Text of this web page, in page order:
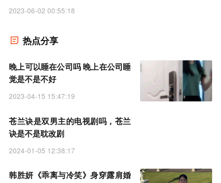
2023-06-02 00:55:18
热点分享
晚上可以睡在公司吗 晚上在公司睡
觉是不是不好
2023-04-15 15:47:19
苍兰诀是双男主的电视剧吗，苍兰
诀是不是耽改剧
2024-01-05 12:38:17
韩胜妍《乖离与冷笑》身穿露肩婚